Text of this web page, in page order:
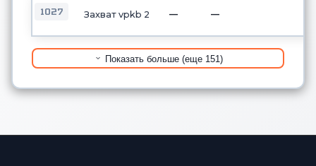
1027 Захват vpkb 2 — —
Показать больше (еще 151)